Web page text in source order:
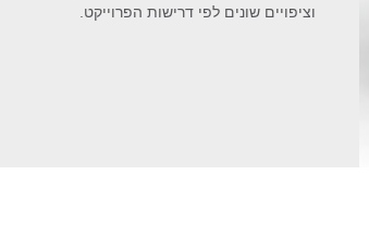
וציפויים שונים לפי דרישות הפרוייקט.